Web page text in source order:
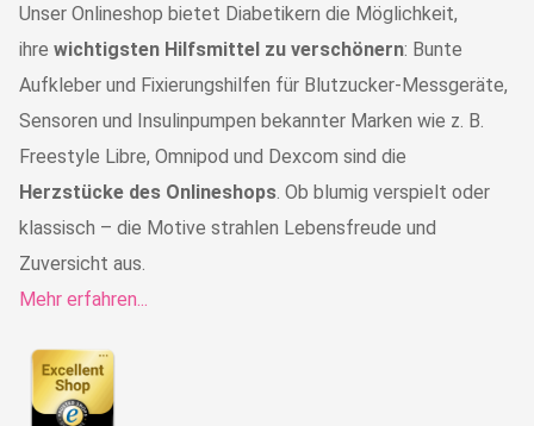
Unser Onlineshop bietet Diabetikern die Möglichkeit,
ihre wichtigsten Hilfsmittel zu verschönern: Bunte
Aufkleber und Fixierungshilfen für Blutzucker-Messgeräte,
Sensoren und Insulinpumpen bekannter Marken wie z. B.
Freestyle Libre, Omnipod und Dexcom sind die
Herzstücke des Onlineshops . Ob blumig verspielt oder
klassisch – die Motive strahlen Lebensfreude und
Zuversicht aus.
Mehr erfahren...